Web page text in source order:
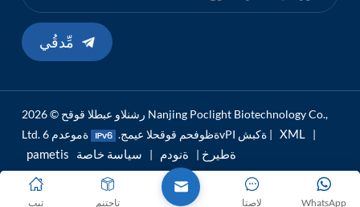
مِّدقُي
رشنلاو عبطلا قوقح © 2026 Nanjing Poclight Biotechnology Co.,
Ltd. ةظوفحم قوقحلا عيمج.
ةموعدم 6vPI ةكبش | XML |
pametis ةطيرخ | ةنودم | سياسة خاصة
تيب تاجتنم WhatsApp لاصتا